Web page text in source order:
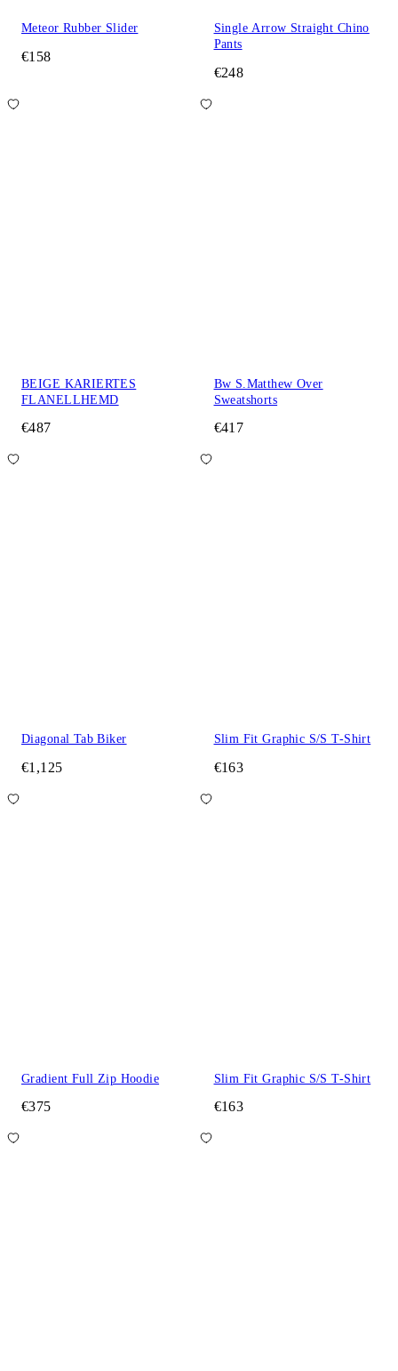
Meteor Rubber Slider
€158
Single Arrow Straight Chino
Pants
€248
BEIGE KARIERTES
FLANELLHEMD
€487
Bw S.Matthew Over
Sweatshorts
€417
Diagonal Tab Biker
€1,125
Slim Fit Graphic S/S T-Shirt
€163
Gradient Full Zip Hoodie
€375
Slim Fit Graphic S/S T-Shirt
€163